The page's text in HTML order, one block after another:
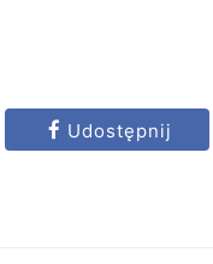
Udostępnij